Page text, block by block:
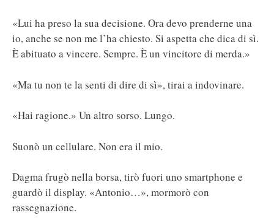
«Lui ha preso la sua decisione. Ora devo prenderne una
io, anche se non me l’ha chiesto. Si aspetta che dica di sì.
È abituato a vincere. Sempre. È un vincitore di merda.»
«Ma tu non te la senti di dire di sì», tirai a indovinare.
«Hai ragione.» Un altro sorso. Lungo.
Suonò un cellulare. Non era il mio.
Dagma frugò nella borsa, tirò fuori uno smartphone e
guardò il display. «Antonio…», mormorò con
rassegnazione.